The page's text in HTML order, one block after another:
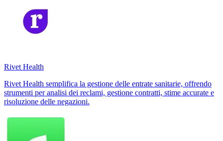
Rivet Health
Rivet Health semplifica la gestione delle entrate sanitarie, offrendo
strumenti per analisi dei reclami, gestione contratti, stime accurate e
risoluzione delle negazioni.